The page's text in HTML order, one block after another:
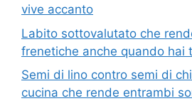
vive accanto
Labito sottovalutato che
frenetiche anche quando hai
Semi di lino contro semi di
cucina che rende entrambi